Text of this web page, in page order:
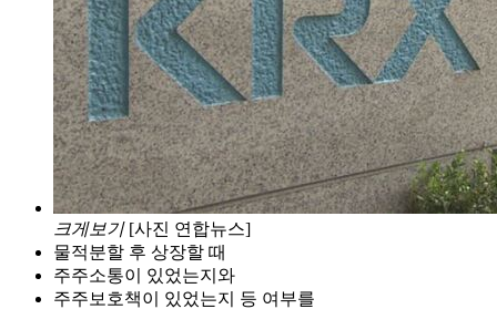
크게보기 [사진 연합뉴스]
물적분할 후 상장할 때
주주소통이 있었는지와
주주보호책이 있었는지 등 여부를